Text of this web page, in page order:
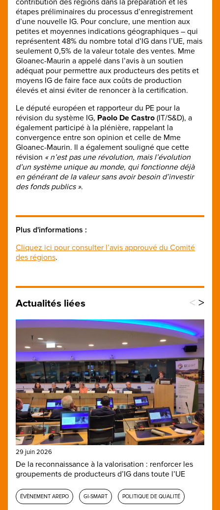
étapes préliminaires du processus d’enregistrement
d’une nouvelle IG. Pour conclure, une mention aux
petites et moyennes indications géographiques – qui
représentent 48% du nombre total d’IG dans l’UE, mais
seulement 0,5% de la valeur totale des ventes. Mme
Gloanec-Maurin a appelé dans l’avis à un soutien
adéquat pour permettre aux producteurs des petits et
moyens IG de faire face aux coûts de production
élevés et ainsi éviter de renoncer à la certification.
Le député européen et rapporteur du PE pour la
révision du système IG, Paolo De Castro (IT/S&D), a
également participé à la plénière, rappelant la
convergence entre son opinion et celle de Mme
Gloanec-Maurin. Il a également souligné que cette
révision « n’est pas une révolution, mais l’évolution
d’un système unique au monde, qui fonctionne déjà
en générant de la valeur sans avoir besoin d’investir
des fonds publics ».
Plus d'informations :
Cliquez ici pour consulter l’avis approuvé du Comité
des régions.
Actualités liées < >
29 juin 2026
De la reconnaissance à la valorisation : renforcer les
groupements de producteurs d’IG dans toute l’UE
ÉVÈNEMENT AREPO GI-SMART POLITIQUE DE QUALITÉ